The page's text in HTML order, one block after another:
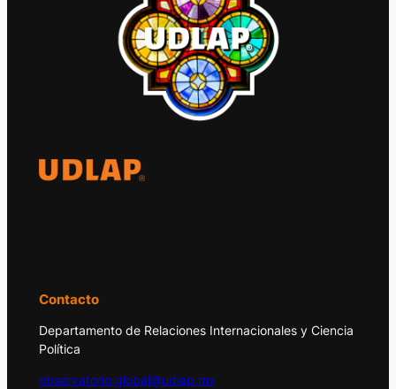
Contacto
Departamento de Relaciones Internacionales y Ciencia
Política
observatorio.global@udlap.mx